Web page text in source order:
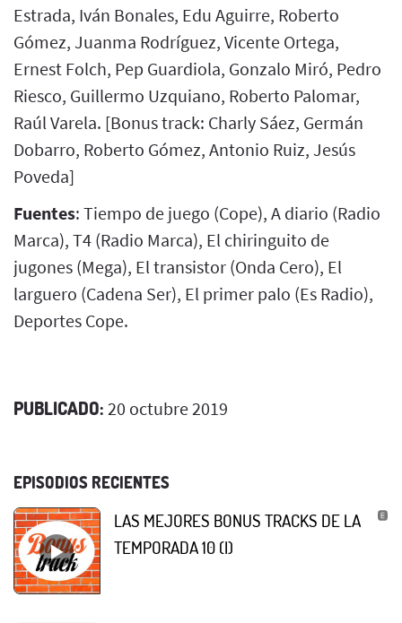
Estrada, Iván Bonales, Edu Aguirre, Roberto
Gómez, Juanma Rodríguez, Vicente Ortega,
Ernest Folch, Pep Guardiola, Gonzalo Miró, Pedro
Riesco, Guillermo Uzquiano, Roberto Palomar,
Raúl Varela. [Bonus track: Charly Sáez, Germán
Dobarro, Roberto Gómez, Antonio Ruiz, Jesús
Poveda]
Fuentes: Tiempo de juego (Cope), A diario (Radio
Marca), T4 (Radio Marca), El chiringuito de
jugones (Mega), El transistor (Onda Cero), El
larguero (Cadena Ser), El primer palo (Es Radio),
Deportes Cope.
PUBLICADO: 20 octubre 2019
EPISODIOS RECIENTES
LAS MEJORES BONUS TRACKS DE LA
TEMPORADA 10 (I)